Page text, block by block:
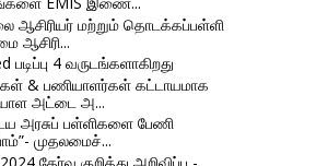
ஆசிரியர் மற்றும் தொடக்கப்பள்ளி
ஆசிரி...
படிப்பு 4 வருடங்களாகிறது
& பணியாளர்கள் கட்டாயமாக
அட்டை அ...
அரசுப் பள்ளிகளை பேணி
முதலமைச்...
தேர்வு குறித்து அறிவிப்பு -